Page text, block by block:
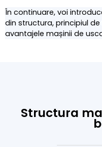
În continuare, voi
din structura, principiul
avantajele mașinii de
Structura